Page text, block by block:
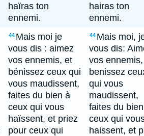
haïras ton
ennemi.
hairas ton
ennemi.
44 Mais moi je
vous dis : aimez
vos ennemis, et
bénissez ceux qui
vous maudissent,
faites du bien à
ceux qui vous
haïssent, et priez
pour ceux qui
44 Mais moi,
vous dis:
vos ennemis,
benissez
qui vous
maudissent,
faites du
ceux qui
haissent, et